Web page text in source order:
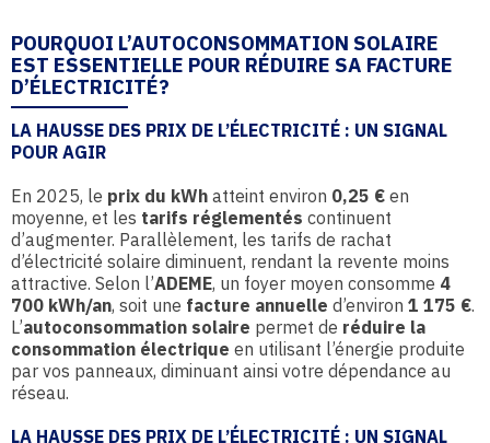
POURQUOI L’AUTOCONSOMMATION SOLAIRE
EST ESSENTIELLE POUR RÉDUIRE SA FACTURE
D’ÉLECTRICITÉ?
LA HAUSSE DES PRIX DE L’ÉLECTRICITÉ : UN SIGNAL
POUR AGIR
En 2025, le prix du kWh atteint environ 0,25 € en
moyenne, et les tarifs réglementés continuent
d’augmenter. Parallèlement, les tarifs de rachat
d’électricité solaire diminuent, rendant la revente moins
attractive. Selon l’ADEME, un foyer moyen consomme 4
700 kWh/an, soit une facture annuelle d’environ 1 175 €.
L’autoconsommation solaire permet de réduire la
consommation électrique en utilisant l’énergie produite
par vos panneaux, diminuant ainsi votre dépendance au
réseau.
LA HAUSSE DES PRIX DE L’ÉLECTRICITÉ : UN SIGNAL